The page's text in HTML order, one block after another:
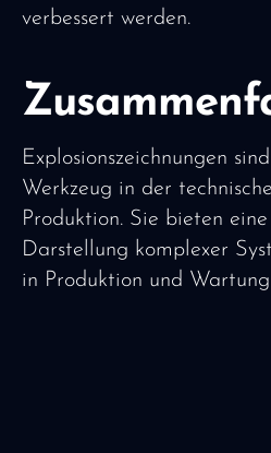
verbessert werden.
Explosionszeichnungen
Werkzeug in der
Produktion. Sie bieten
Darstellung komplexer
in Produktion und